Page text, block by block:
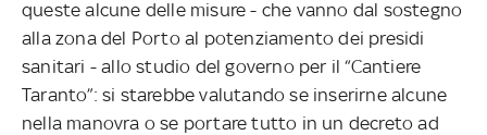
queste alcune delle misure - che vanno dal sostegno
alla zona del Porto al potenziamento dei presidi
sanitari - allo studio del governo per il “Cantiere
Taranto”: si starebbe valutando se inserirne alcune
nella manovra o se portare tutto in un decreto ad